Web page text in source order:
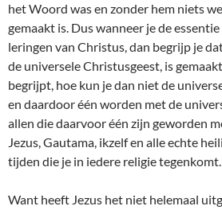
het Woord was en zonder hem niets
gemaakt is. Dus wanneer je de
leringen van Christus, dan begrijp je
de universele Christusgeest, is
begrijpt, hoe kun je dan niet de
en daardoor één worden met de
allen die daarvoor één zijn geworden
Jezus, Gautama, ikzelf en alle echte
tijden die je in iedere religie tegenkomt.
Want heeft Jezus het niet helemaal